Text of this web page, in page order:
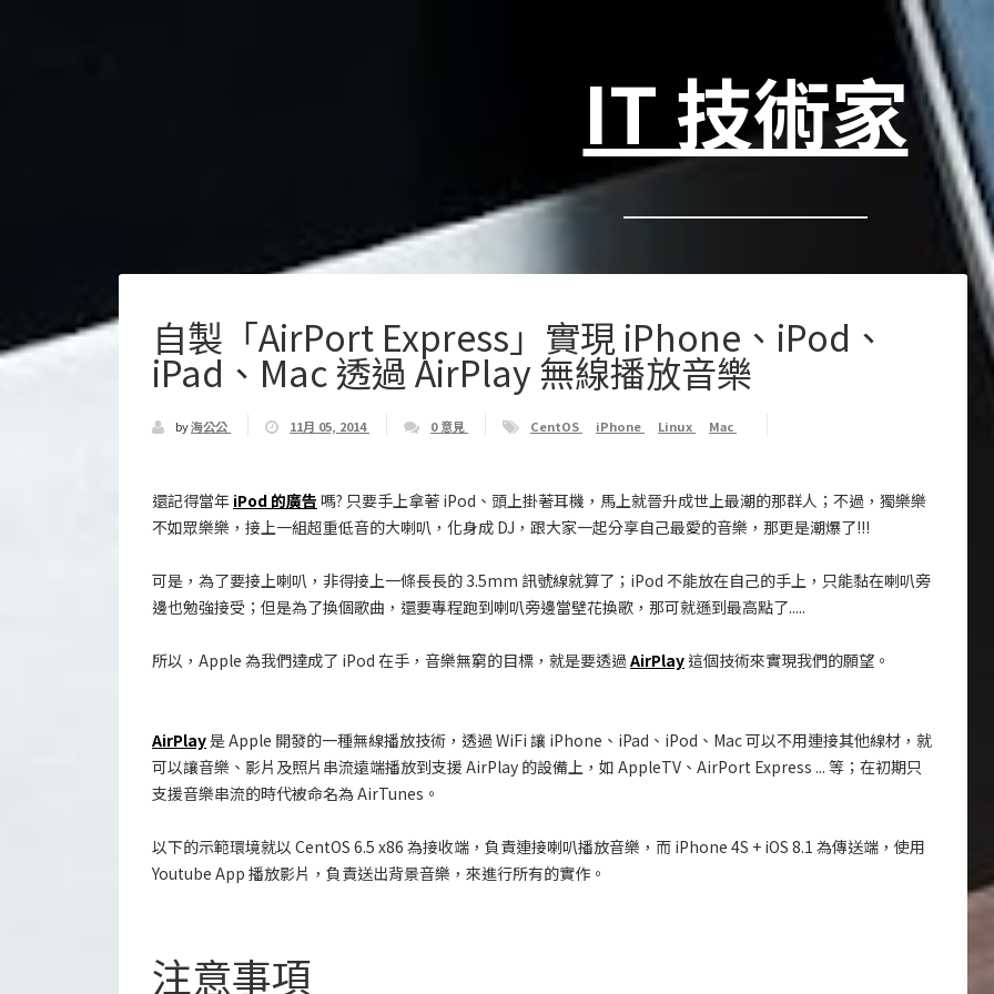
IT 技術家
自製「AirPort Express」實現 iPhone、iPod、
iPad、Mac 透過 AirPlay 無線播放音樂
by海公公 11月 05, 2014 0 意見 CentOS iPhone Linux Mac
還記得當年 iPod 的廣告 嗎? 只要手上拿著 iPod、頭上掛著耳機，馬上就晉升成世上最潮的那群人；不過，獨樂樂
不如眾樂樂，接上一組超重低音的大喇叭，化身成 DJ，跟大家一起分享自己最愛的音樂，那更是潮爆了!!!
可是，為了要接上喇叭，非得接上一條長長的 3.5mm 訊號線就算了；iPod 不能放在自己的手上，只能黏在喇叭旁
邊也勉強接受；但是為了換個歌曲，還要專程跑到喇叭旁邊當壁花換歌，那可就遜到最高點了.....
所以，Apple 為我們達成了 iPod 在手，音樂無窮的目標，就是要透過 AirPlay這個技術來實現我們的願望。
AirPlay是 Apple 開發的一種無線播放技術，透過 WiFi 讓 iPhone、iPad、iPod、Mac 可以不用連接其他線材，就
可以讓音樂、影片及照片串流遠端播放到支援 AirPlay 的設備上，如 AppleTV、AirPort Express ... 等；在初期只
支援音樂串流的時代被命名為 AirTunes。
以下的示範環境就以 CentOS 6.5 x86 為接收端，負責連接喇叭播放音樂，而 iPhone 4S + iOS 8.1 為傳送端，使用
Youtube App 播放影片，負責送出背景音樂，來進行所有的實作。
注意事項